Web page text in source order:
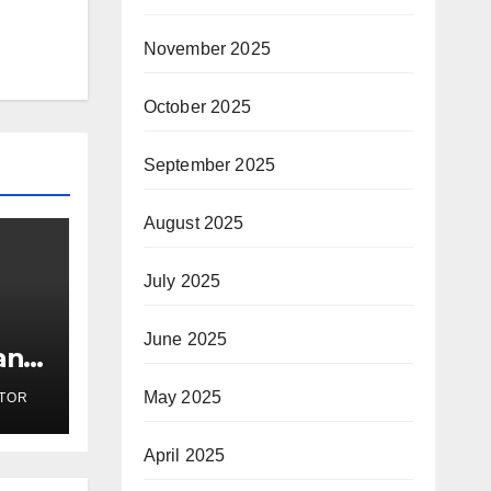
November 2025
October 2025
September 2025
August 2025
July 2025
June 2025
May 2025
April 2025